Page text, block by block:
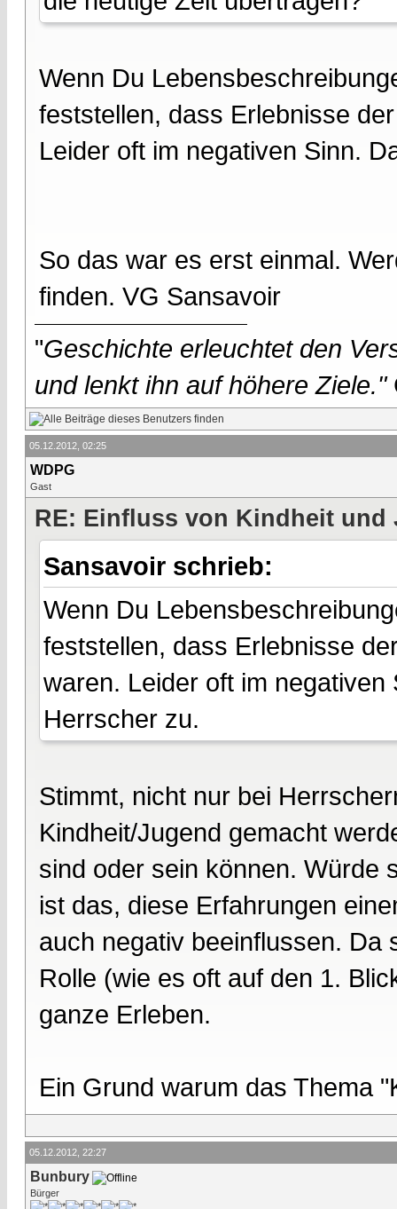
Wenn Du
feststellen, dass Erlebnisse
Leider oft im negativen Sinn.
So das war es erst einmal.
finden. VG Sansavoir
"Geschichte erleuchtet den
und lenkt ihn auf höhere Ziele."
05.12.2012, 02:25
WDPG
Gast
RE: Einfluss von Kindheit
Sansavoir schrieb:
Wenn Du
feststellen, dass Erlebnisse
waren. Leider oft im
Herrscher zu.
Stimmt, nicht nur bei
Kindheit/Jugend gemacht
sind oder sein können. Würde
ist das, diese Erfahrungen
auch negativ beeinflussen. Da
Rolle (wie es oft auf den 1.
ganze Erleben.
Ein Grund warum das Thema
05.12.2012, 22:27
Bunbury
Bürger